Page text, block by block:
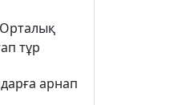
тұр
арнап